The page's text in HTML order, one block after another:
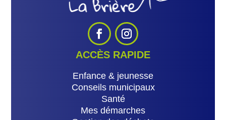
ACCÈS RAPIDE
Enfance & jeunesse
Conseils municipaux
Santé
Mes démarches